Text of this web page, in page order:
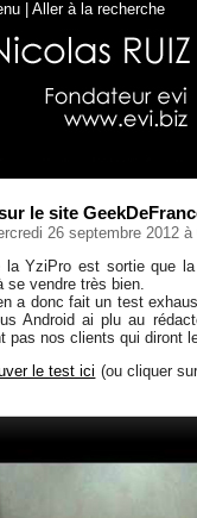
Aller à la recherche
le site
26 septembre 2012 à
la YziPro est sortie que
se vendre très bien.
a donc fait un test
Android ai plu au
pas nos clients qui diront
le test ici (ou cliquer